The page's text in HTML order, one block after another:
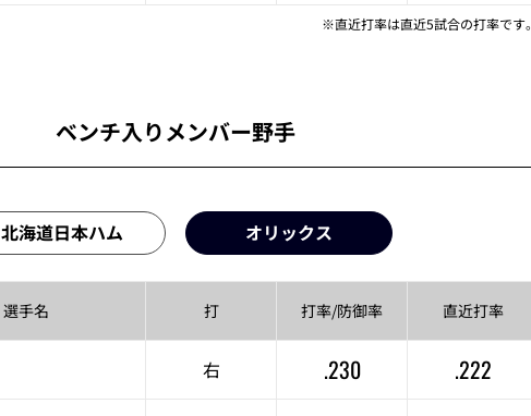
※直近打率は直近5試合の打率です。
ベンチ入りメンバー野手
北海道日本ハム オリックス
選手名 打 打率/防御率 直近打率
右 .230 .222